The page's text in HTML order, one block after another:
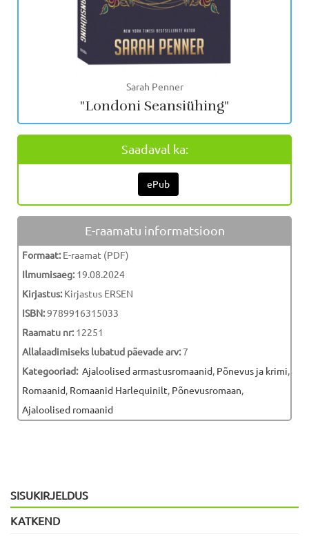
Sarah Penner
"Londoni Seansiühing"
Saadaval ka:
ePub
E-raamatu informatsioon
Formaat:E-raamat (PDF)
Ilmumisaeg:19.08.2024
Kirjastus:Kirjastus ERSEN
ISBN:9789916315033
Raamatu nr:12251
Allalaadimiseks lubatud päevade arv:7
Kategooriad: Ajaloolised armastusromaanid, Põnevus ja krimi,
Romaanid, Romaanid Harlequinilt, Põnevusromaan,
Ajaloolised romaanid
SISUKIRJELDUS
KATKEND